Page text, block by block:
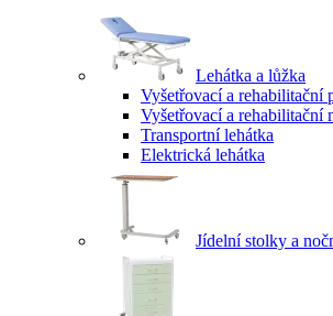
Lehátka a lůžka
Vyšetřovací a rehabilitační
Vyšetřovací a rehabilitační
Transportní lehátka
Elektrická lehátka
Jídelní stolky a